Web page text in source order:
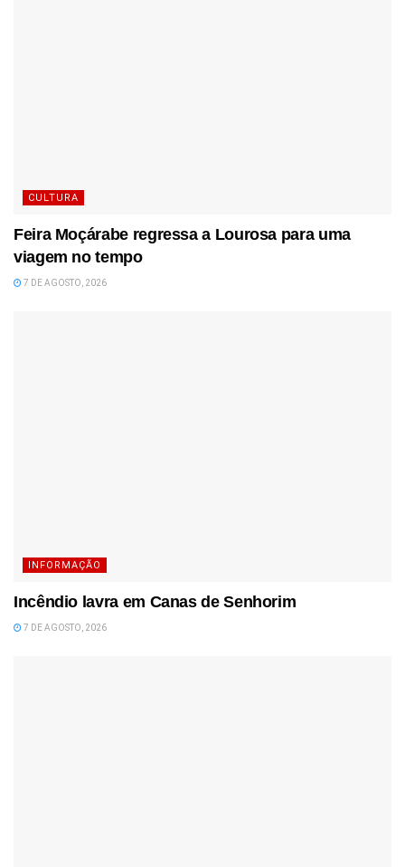
CULTURA
Feira Moçárabe regressa a Lourosa para uma
viagem no tempo
7 DE AGOSTO, 2026
INFORMAÇÃO
Incêndio lavra em Canas de Senhorim
7 DE AGOSTO, 2026